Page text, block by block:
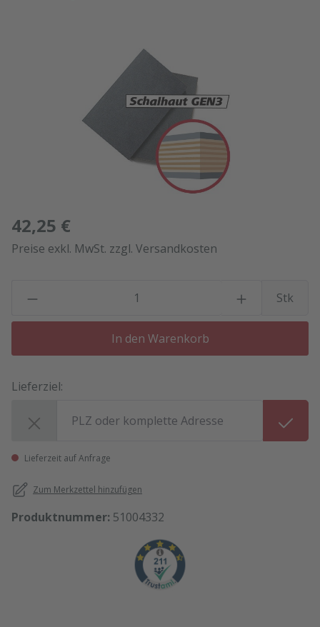
Bildergalerie überspringen
42,25 €
Preise exkl. MwSt. zzgl. Versandkosten
Stk
In den Warenkorb
Lieferziel:
Lieferzeit auf Anfrage
Zum Merkzettel hinzufügen
Produktnummer: 51004332